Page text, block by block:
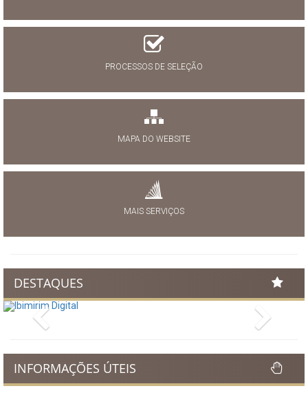
PROCESSOS DE SELEÇÃO
MAPA DO WEBSITE
MAIS SERVIÇOS
DESTAQUES
Previous
INFORMAÇÕES ÚTEIS